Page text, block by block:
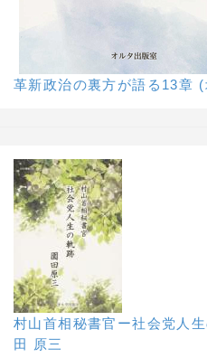
革新政治の裏方が語る13章
村山首相秘書官ー社会党人
田 原三